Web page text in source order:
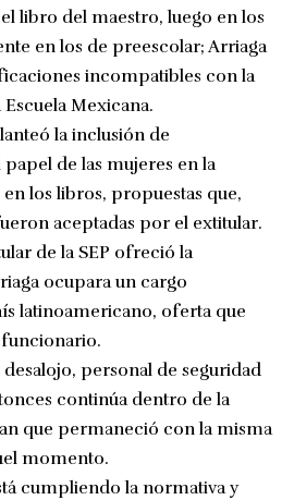
libro del maestro, luego en los
en los de preescolar; Arriaga
incompatibles con la
Mexicana.
la inclusión de
de las mujeres en la
los libros, propuestas que,
aceptadas por el extitular.
de la SEP ofreció la
ocupara un cargo
latinoamericano, oferta que
personal de seguridad
continúa dentro de la
que permaneció con la misma
momento.
cumpliendo la normativa y